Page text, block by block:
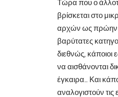
Τώρα που ο
βρίσκεται στο
αρχών ως πρώην
βαρύτατες
διεθνώς, κάποιοι
να αισθάνονται
έγκαιρα… Και
αναλογιστούν τις